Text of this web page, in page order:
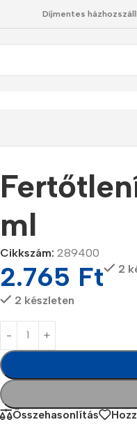
Díjmentes
ml
Cikkszám: 289400
2.765 Ft 2
2 készleten
Összehasonlítás